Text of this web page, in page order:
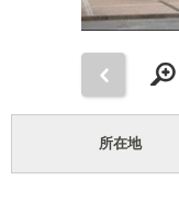
所在地